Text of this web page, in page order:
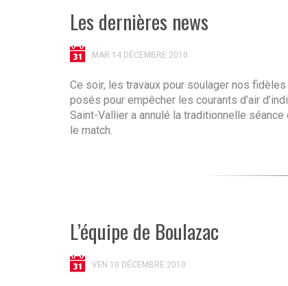
Les dernières news
MAR 14 DÉCEMBRE 2010
Ce soir, les travaux pour soulager nos
posés pour empêcher les courants d’air
Saint-Vallier a annulé la traditionnelle
le match.
L’équipe de Boulazac
VEN 10 DÉCEMBRE 2010